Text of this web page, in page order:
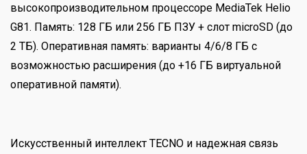
высокопроизводительном процессоре MediaTek Helio
G81. Память: 128 ГБ или 256 ГБ ПЗУ + слот microSD (до
2 ТБ). Оперативная память: варианты 4/6/8 ГБ с
возможностью расширения (до +16 ГБ виртуальной
оперативной памяти).
Искусственный интеллект TECNO и надежная связь